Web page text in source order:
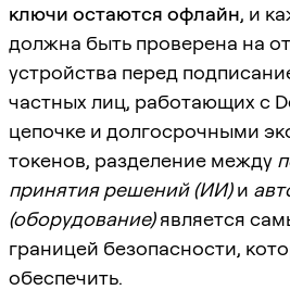
ключи остаются офлайн, и
должна быть проверена на
устройства перед
частных лиц, работающих с
цепочке и долгосрочными
токенов, разделение между
принятия решений (ИИ)и
(оборудование)является
границей безопасности,
обеспечить.